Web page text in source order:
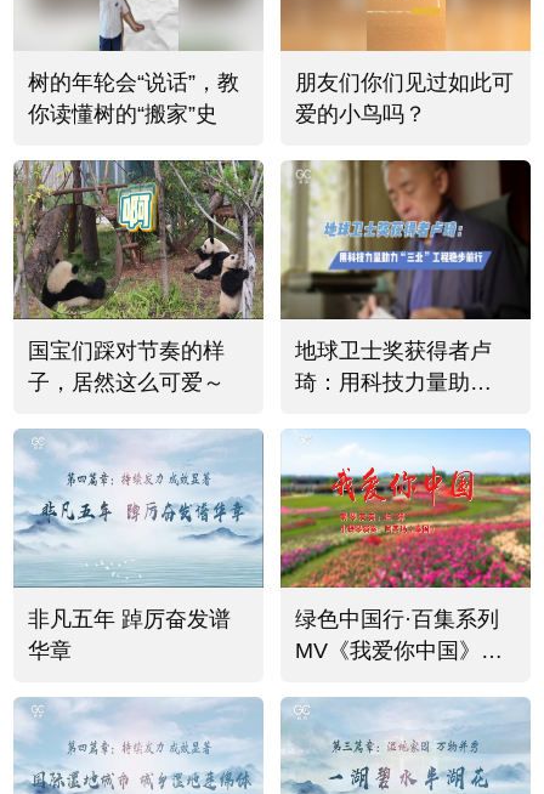
树的年轮会“说话”，教
你读懂树的“搬家”史
朋友们你们见过如此可
爱的小鸟吗？
国宝们踩对节奏的样
子，居然这么可爱～
地球卫士奖获得者卢
琦：用科技力量助
非凡五年 踔厉奋发谱
华章
绿色中国行·百集系列
MV《我爱你中国》